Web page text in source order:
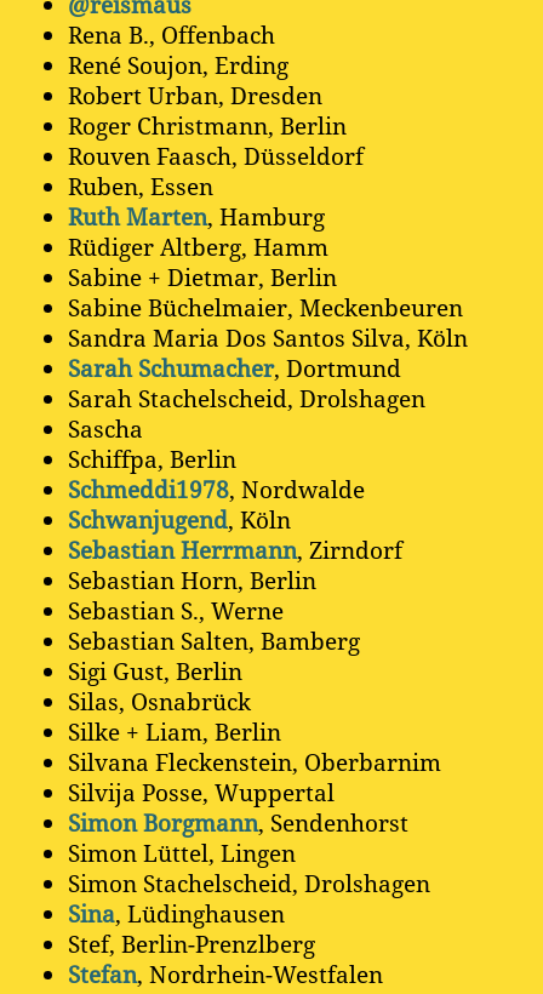
Rena B., Offenbach
René Soujon, Erding
Robert Urban, Dresden
Roger Christmann, Berlin
Rouven Faasch, Düsseldorf
Ruben, Essen
Ruth Marten, Hamburg
Rüdiger Altberg, Hamm
Sabine + Dietmar, Berlin
Sabine Büchelmaier, Meckenbeuren
Sandra Maria Dos Santos Silva, Köln
Sarah Schumacher, Dortmund
Sarah Stachelscheid, Drolshagen
Sascha
Schiffpa, Berlin
Schmeddi1978, Nordwalde
Schwanjugend, Köln
Sebastian Herrmann, Zirndorf
Sebastian Horn, Berlin
Sebastian S., Werne
Sebastian Salten, Bamberg
Sigi Gust, Berlin
Silas, Osnabrück
Silke + Liam, Berlin
Silvana Fleckenstein, Oberbarnim
Silvija Posse, Wuppertal
Simon Borgmann, Sendenhorst
Simon Lüttel, Lingen
Simon Stachelscheid, Drolshagen
Sina, Lüdinghausen
Stef, Berlin-Prenzlberg
Stefan, Nordrhein-Westfalen